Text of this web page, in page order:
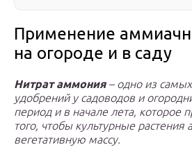
Применение
на огороде и в саду
Нитрат аммония– одно из
удобрений у садоводов и
период и в начале лета, которое
того, чтобы культурные растения
вегетативную массу.